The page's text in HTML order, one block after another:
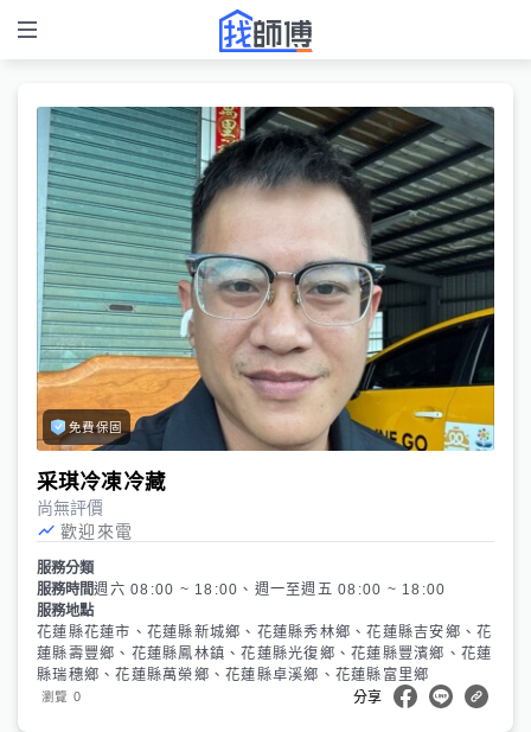
免費保固
采琪冷凍冷藏
尚無評價
歡迎來電
服務分類
服務時間週六 08:00 ~ 18:00、週一至週五 08:00 ~ 18:00
服務地點
花蓮縣花蓮市、花蓮縣新城鄉、花蓮縣秀林鄉、花蓮縣吉安鄉、花
蓮縣壽豐鄉、花蓮縣鳳林鎮、花蓮縣光復鄉、花蓮縣豐濱鄉、花蓮
縣瑞穗鄉、花蓮縣萬榮鄉、花蓮縣卓溪鄉、花蓮縣富里鄉
瀏覽 0 分享